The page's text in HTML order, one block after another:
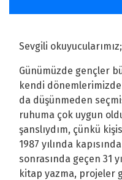
Sevgili okuyucularımız;
Günümüzde gençler
kendi
da düşünmeden
ruhuma çok uygun
şanslıydım, çünkü
1987 yılında
sonrasında geçen 31
kitap yazma, projeler